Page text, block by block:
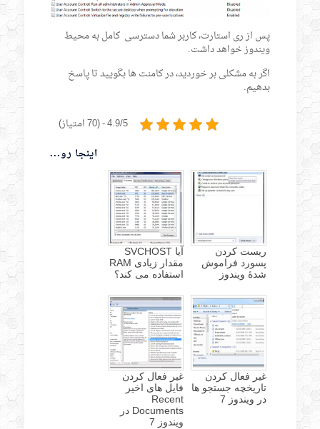
پس از ری استارت، کاربر شما دسترسی کامل به محیط
ویندوز خواهد داشت.
اگر به مشکلی بر خوردید، در کامنت ها بگویید تا پاسخ
بدهیم.
4.9/5 - (70 امتیاز)
اینجا رو...
ریست کردن
پسورد فراموش
شدۀ ویندوز
آیا SVCHOST
مقدار زیادی RAM
استفاده می کند؟
غیر فعال کردن
تاریخچه جستجو ها
در ویندوز 7
غیر فعال کردن
فایل های اخیر
Recent
Documents در
ویندوز 7